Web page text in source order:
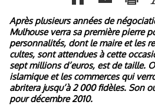
Après plusieurs années de
Mulhouse verra sa première pierre
personnalités, dont le maire et les
cultes, sont attendues à cette
sept millions d’euros, est de taille.
islamique et les commerces qui
abritera jusqu’à 2 000 fidèles. Son
pour décembre 2010.